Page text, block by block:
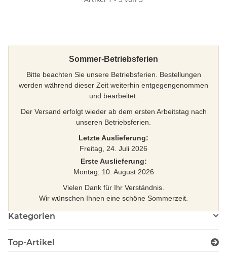
Sommer-Betriebsferien
Bitte beachten Sie unsere Betriebsferien. Bestellungen
werden während dieser Zeit weiterhin entgegengenommen
und bearbeitet.
Der Versand erfolgt wieder ab dem ersten Arbeitstag nach
unseren Betriebsferien.
Letzte Auslieferung:
Freitag, 24. Juli 2026
Erste Auslieferung:
Montag, 10. August 2026
Vielen Dank für Ihr Verständnis.
Wir wünschen Ihnen eine schöne Sommerzeit.
Kategorien
Top-Artikel